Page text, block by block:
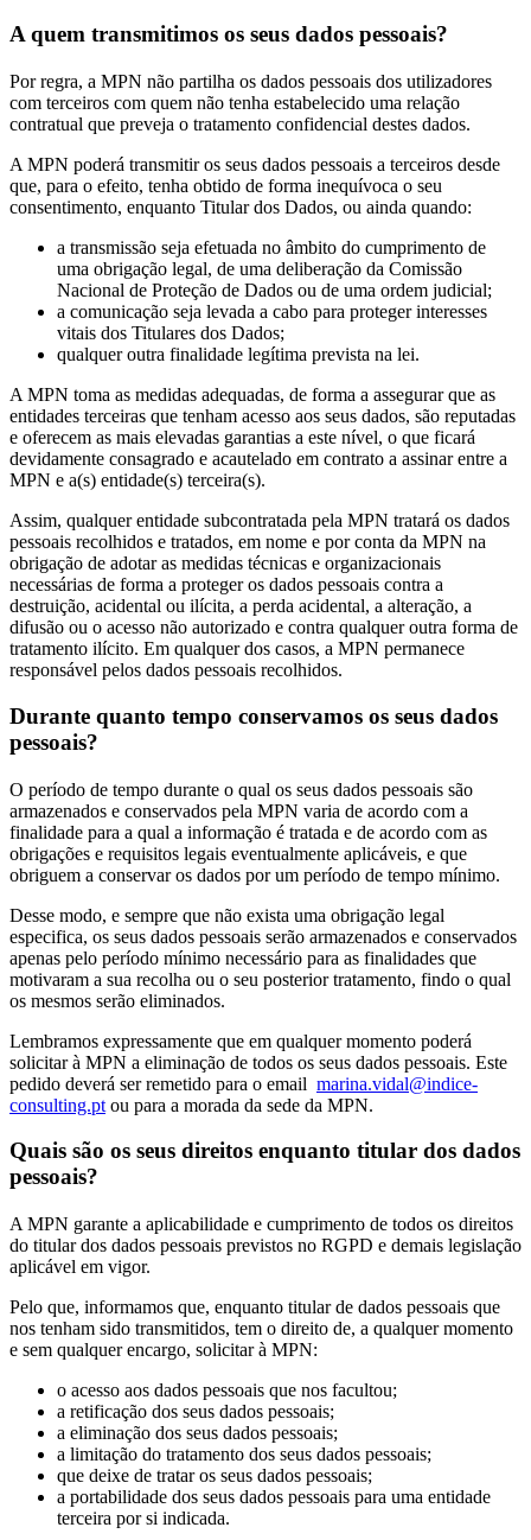
A quem transmitimos os seus dados pessoais?
Por regra, a MPN não partilha os dados pessoais dos utilizadores
com terceiros com quem não tenha estabelecido uma relação
contratual que preveja o tratamento confidencial destes dados.
A MPN poderá transmitir os seus dados pessoais a terceiros desde
que, para o efeito, tenha obtido de forma inequívoca o seu
consentimento, enquanto Titular dos Dados, ou ainda quando:
a transmissão seja efetuada no âmbito do cumprimento de
uma obrigação legal, de uma deliberação da Comissão
Nacional de Proteção de Dados ou de uma ordem judicial;
a comunicação seja levada a cabo para proteger interesses
vitais dos Titulares dos Dados;
qualquer outra finalidade legítima prevista na lei.
A MPN toma as medidas adequadas, de forma a assegurar que as
entidades terceiras que tenham acesso aos seus dados, são reputadas
e oferecem as mais elevadas garantias a este nível, o que ficará
devidamente consagrado e acautelado em contrato a assinar entre a
MPN e a(s) entidade(s) terceira(s).
Assim, qualquer entidade subcontratada pela MPN tratará os dados
pessoais recolhidos e tratados, em nome e por conta da MPN na
obrigação de adotar as medidas técnicas e organizacionais
necessárias de forma a proteger os dados pessoais contra a
destruição, acidental ou ilícita, a perda acidental, a alteração, a
difusão ou o acesso não autorizado e contra qualquer outra forma de
tratamento ilícito. Em qualquer dos casos, a MPN permanece
responsável pelos dados pessoais recolhidos.
Durante quanto tempo conservamos os seus dados
pessoais?
O período de tempo durante o qual os seus dados pessoais são
armazenados e conservados pela MPN varia de acordo com a
finalidade para a qual a informação é tratada e de acordo com as
obrigações e requisitos legais eventualmente aplicáveis, e que
obriguem a conservar os dados por um período de tempo mínimo.
Desse modo, e sempre que não exista uma obrigação legal
especifica, os seus dados pessoais serão armazenados e conservados
apenas pelo período mínimo necessário para as finalidades que
motivaram a sua recolha ou o seu posterior tratamento, findo o qual
os mesmos serão eliminados.
Lembramos expressamente que em qualquer momento poderá
solicitar à MPN a eliminação de todos os seus dados pessoais. Este
pedido deverá ser remetido para o email marina.vidal@indice-
consulting.pt ou para a morada da sede da MPN.
Quais são os seus direitos enquanto titular dos dados
pessoais?
A MPN garante a aplicabilidade e cumprimento de todos os direitos
do titular dos dados pessoais previstos no RGPD e demais legislação
aplicável em vigor.
Pelo que, informamos que, enquanto titular de dados pessoais que
nos tenham sido transmitidos, tem o direito de, a qualquer momento
e sem qualquer encargo, solicitar à MPN:
o acesso aos dados pessoais que nos facultou;
a retificação dos seus dados pessoais;
a eliminação dos seus dados pessoais;
a limitação do tratamento dos seus dados pessoais;
que deixe de tratar os seus dados pessoais;
a portabilidade dos seus dados pessoais para uma entidade
terceira por si indicada.